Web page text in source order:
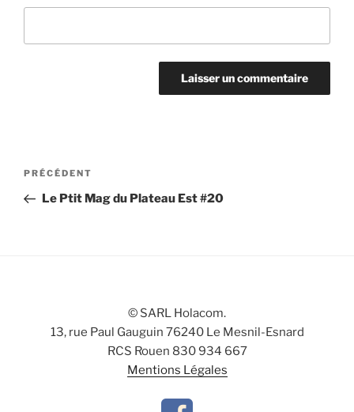
Navigation
l’article
Article
précédent
PRÉCÉDENT
Le Ptit Mag du Plateau Est #20
© SARL Holacom.
13, rue Paul Gauguin 76240 Le Mesnil-Esnard
RCS Rouen 830 934 667
Mentions Légales